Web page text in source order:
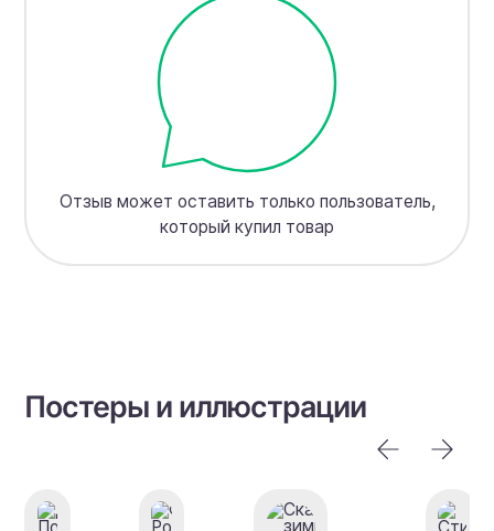
Отзыв может оставить только пользователь,
который купил товар
Постеры и иллюстрации